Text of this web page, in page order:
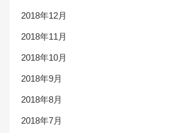
2018年12月
2018年11月
2018年10月
2018年9月
2018年8月
2018年7月